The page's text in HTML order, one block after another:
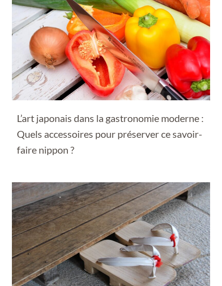
L’art japonais dans la gastronomie moderne :
Quels accessoires pour préserver ce savoir-
faire nippon ?